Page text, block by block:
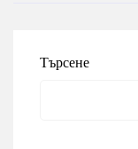
Търсене